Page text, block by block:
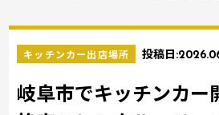
キッチンカー出店場所 投稿日:
岐阜市でキッチンカー